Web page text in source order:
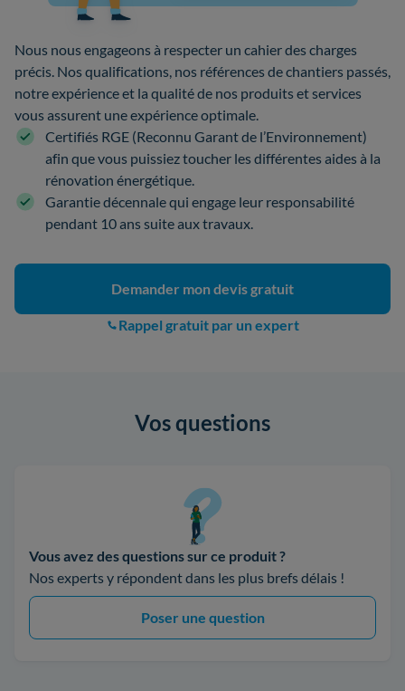
Nous nous engageons à respecter un cahier des charges
précis. Nos qualifications, nos références de chantiers passés,
notre expérience et la qualité de nos produits et services
vous assurent une expérience optimale.
Certifiés RGE (Reconnu Garant de l’Environnement)
afin que vous puissiez toucher les différentes aides à la
rénovation énergétique.
Garantie décennale qui engage leur responsabilité
pendant 10 ans suite aux travaux.
Demander mon devis gratuit
Rappel gratuit par un expert
Vos questions
Vous avez des questions sur ce produit ?
Nos experts y répondent dans les plus brefs délais !
Poser une question